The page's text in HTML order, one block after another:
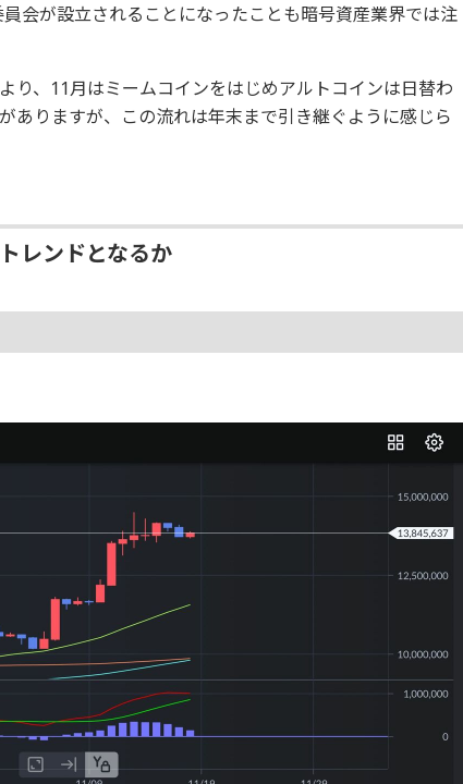
会が設立されることになったことも暗号資産業界では注
り、11月はミームコインをはじめアルトコインは日替わ
ありますが、この流れは年末まで引き継ぐように感じら
レンドとなるか